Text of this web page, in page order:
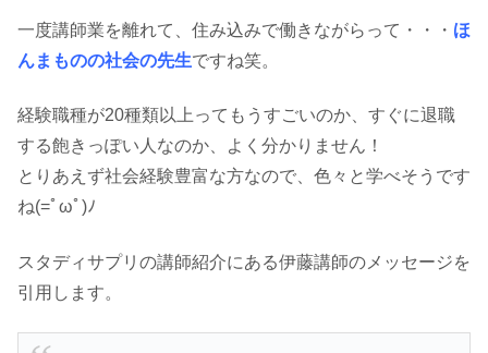
一度講師業を離れて、住み込みで働きながらって・・・ ほ
んまものの社会の先生ですね笑。
経験職種が20種類以上ってもうすごいのか、すぐに退職
する飽きっぽい人なのか、よく分かりません！
とりあえず社会経験豊富な方なので、色々と学べそうです
ね(=ﾟωﾟ)ﾉ
スタディサプリの講師紹介にある伊藤講師のメッセージを
引用します。